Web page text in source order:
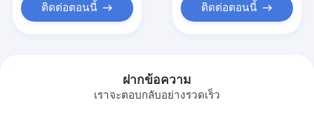
ติดต่อตอนนี้ ติดต่อตอนนี้
ฝากข้อความ
เราจะตอบกลับอย่างรวดเร็ว